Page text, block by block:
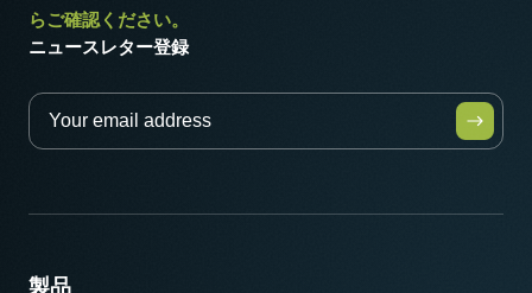
らご確認ください。
ニュースレター登録
製品